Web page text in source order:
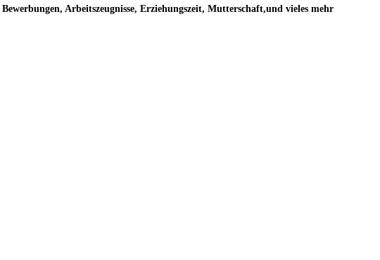
Arbeitszeugnisse, Erziehungszeit, Mutterschaft,und vieles mehr